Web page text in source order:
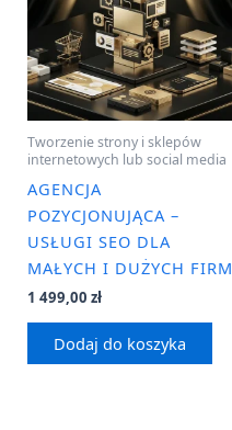
Tworzenie strony i sklepów
internetowych lub social media
AGENCJA
POZYCJONUJĄCA –
USŁUGI SEO DLA
MAŁYCH I DUŻYCH FIRM
1 499,00 zł
Dodaj do koszyka